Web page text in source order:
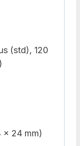
(std), 120
x 24 mm)